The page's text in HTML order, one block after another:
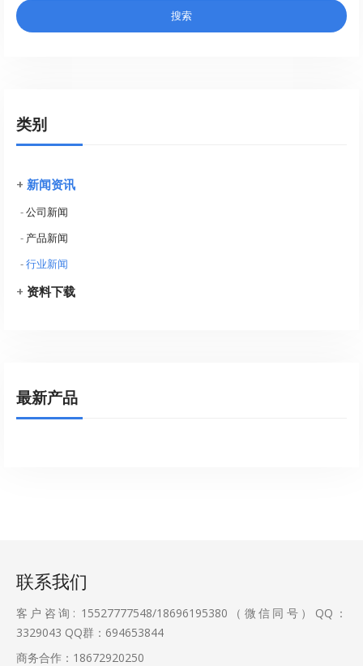
类别
+ 新闻资讯
-公司新闻
- 产品新闻
-行业新闻
+ 资料下载
最新产品
联系我们
客户咨询: 15527777548/18696195380（微信同号）QQ：
3329043 QQ群：694653844
商务合作：18672920250